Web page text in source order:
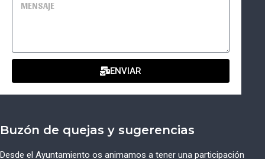
ENVIAR
Buzón de quejas y sugerencias
Desde el Ayuntamiento os animamos a tener una participación